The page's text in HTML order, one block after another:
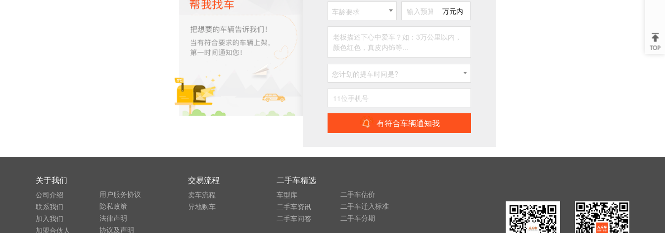
车龄要求 万元内
您计划的提车时间是?
有符合车辆通知我
关于我们
公司介绍
联系我们
加入我们
加盟合伙人
用户服务协议
隐私政策
法律声明
协议及声明
交易流程
卖车流程
异地购车
二手车精选
车型库
二手车资讯
二手车问答
二手车估价
二手车迁入标准
二手车分期